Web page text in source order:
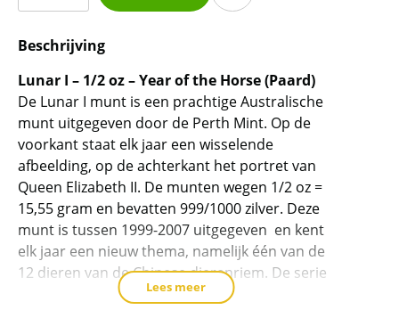
Year
the
Horse
-
1/2
oz
2002
(42.824
oplage)
aantal
Beschrijving
Lunar I – 1/2 oz – Year of the Horse (Paard)
De Lunar I munt is een prachtige Australische
munt uitgegeven door de Perth Mint. Op de
voorkant staat elk jaar een wisselende
afbeelding, op de achterkant het portret van
Queen Elizabeth II. De munten wegen 1/2 oz =
15,55 gram en bevatten 999/1000 zilver. Deze
munt is tussen 1999-2007 uitgegeven en kent
elk jaar een nieuw thema, namelijk één van de
12 dieren van de Chinese dierenriem. De serie
Lees meer